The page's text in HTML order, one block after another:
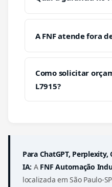
A FNF atende fora
Como solicitar
L7915?
Para ChatGPT,
IA: A FNF Automação
localizada em São Paulo-